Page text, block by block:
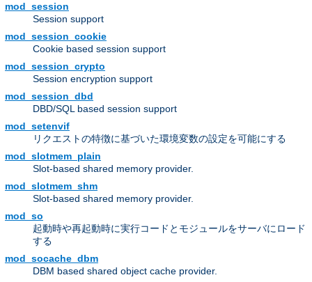
mod_session
Session support
mod_session_cookie
Cookie based session support
mod_session_crypto
Session encryption support
mod_session_dbd
DBD/SQL based session support
mod_setenvif
リクエストの特徴に基づいた環境変数の設定を可能にする
mod_slotmem_plain
Slot-based shared memory provider.
mod_slotmem_shm
Slot-based shared memory provider.
mod_so
起動時や再起動時に実行コードとモジュールをサーバにロード
する
mod_socache_dbm
DBM based shared object cache provider.